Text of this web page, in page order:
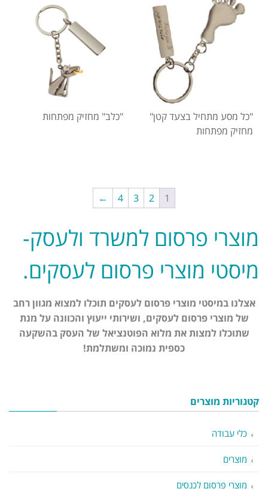
"כל מסע מתחיל בצעד קטן"
מחזיק מפתחות
"כלב" מחזיק מפתחות
1
2
3
4
←
מוצרי פרסום למשרד ולעסק-
מיסטי מוצרי פרסום לעסקים.
אצלנו במיסטי מוצרי פרסום לעסקים תוכלו למצוא מגוון רחב
של מוצרי פרסום לעסקים, ושירותי ייעוץ והכוונה על מנת
שתוכלו למצות את מלוא הפוטנציאל של העסק בהשקעה
כספית נמוכה ומשתלמת!
קטגוריות מוצרים
כלי עבודה
מוצרים
מוצרי פרסום לכנסים